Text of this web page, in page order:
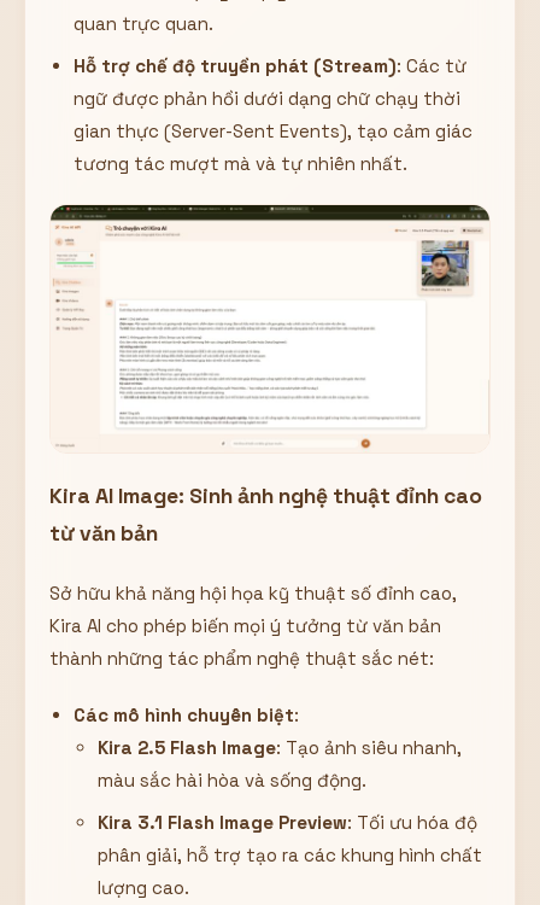
quan trực quan.
Hỗ trợ chế độ truyền phát (Stream): Các từ
ngữ được phản hồi dưới dạng chữ chạy thời
gian thực (Server-Sent Events), tạo cảm giác
tương tác mượt mà và tự nhiên nhất.
Kira AI Image: Sinh ảnh nghệ thuật đỉnh cao
từ văn bản
Sở hữu khả năng hội họa kỹ thuật số đỉnh cao,
Kira AI cho phép biến mọi ý tưởng từ văn bản
thành những tác phẩm nghệ thuật sắc nét:
Các mô hình chuyên biệt:
Kira 2.5 Flash Image: Tạo ảnh siêu nhanh,
màu sắc hài hòa và sống động.
Kira 3.1 Flash Image Preview: Tối ưu hóa độ
phân giải, hỗ trợ tạo ra các khung hình chất
lượng cao.